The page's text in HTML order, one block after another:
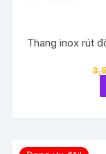
Thang inox rút